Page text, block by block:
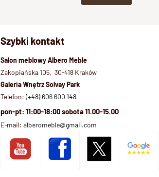
Szybki kontakt
Salon meblowy Albero Meble
Zakopiańska 105, 30-418 Kraków
Galeria Wnętrz Solvay Park
Telefon: (+48) 606 600 148
pon-pt: 11:00-18:00 sobota 11.00-15.00
E-mail: alberomeble@gmail.com